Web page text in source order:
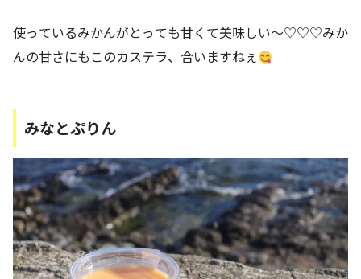
使っているみかんがとっても甘くて美味しい～♡♡♡みか
んの甘さにもこのカステラ、合いますねぇ
みなとぷりん